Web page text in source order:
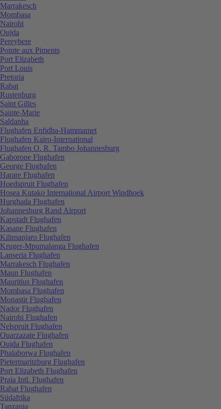
Marrakesch
Mombasa
Nairobi
Oujda
Pereybere
Pointe aux Piments
Port Elizabeth
Port Louis
Pretoria
Rabat
Rustenburg
Saint Gilles
Sainte-Marie
Saldanha
Flughafen Enfidha-Hammamet
Flughafen Kairo-International
Flughafen O. R. Tambo Johannesburg
Gaborone Flughafen
George Flughafen
Harare Flughafen
Hoedspruit Flughafen
Hosea Kutako International Airport Windhoek
Hurghada Flughafen
Johannesburg Rand Airport
Kapstadt Flughafen
Kasane Flughafen
Kilimanjaro Flughafen
Kruger-Mpumalanga Flughafen
Lanseria Flughafen
Marrakesch Flughafen
Maun Flughafen
Mauritius Flughafen
Mombasa Flughafen
Monastir Flughafen
Nador Flughafen
Nairobi Flughafen
Nelspruit Flughafen
Ouarzazate Flughafen
Oujda Flughafen
Phalaborwa Flughafen
Pietermaritzburg Flughafen
Port Elizabeth Flughafen
Praia Intl. Flughafen
Rabat Flughafen
Südafrika
Tanzania